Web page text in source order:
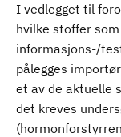
I vedlegget til
hvilke stoffer
informasjons-/
pålegges
et av de aktuelle
det kreves